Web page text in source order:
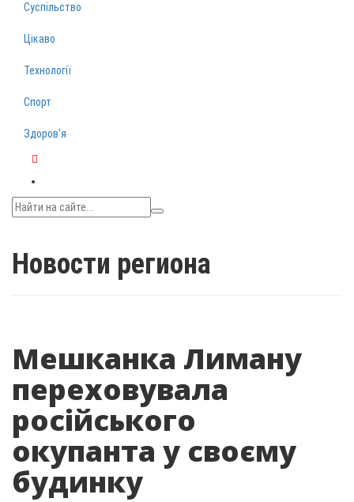
Суспільство
Цікаво
Технології
Спорт
Здоров‘я
Новости региона
Мешканка Лиману
переховувала
російського
окупанта у своєму
будинку